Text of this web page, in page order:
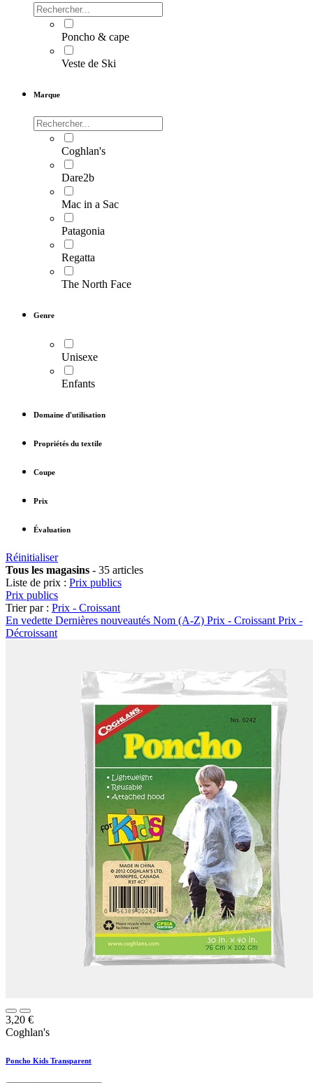
Poncho & cape
Veste de Ski
Marque
Coghlan's
Dare2b
Mac in a Sac
Patagonia
Regatta
The North Face
Genre
Unisexe
Enfants
Domaine d'utilisation
Propriétés du textile
Coupe
Prix
Évaluation
Réinitialiser
Tous les magasins - 35 articles
Liste de prix : Prix publics
Prix publics
Trier par : Prix - Croissant
En vedette Dernières nouveautés Nom (A-Z) Prix - Croissant Prix -
Décroissant
3,20 €
Coghlan's
Poncho Kids Transparent